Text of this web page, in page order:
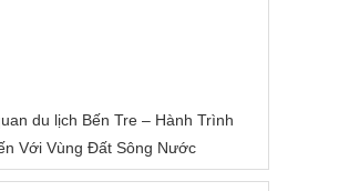
du lịch Bến Tre – Hành Trình
Với Vùng Đất Sông Nước